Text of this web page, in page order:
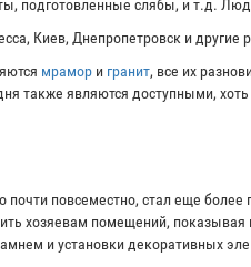
подготовленные слябы, и т.д.
Киев, Днепропетровск и другие
мрамор и гранит, все их
также являются доступными,
повсеместно, стал еще
хозяевам помещений, показывая
и установки декоративных